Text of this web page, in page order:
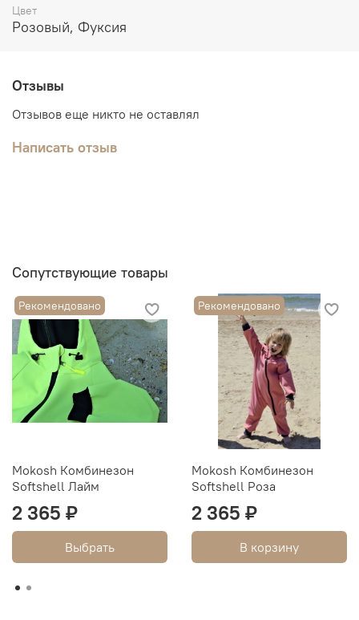
Цвет
Розовый, Фуксия
Отзывы
Отзывов еще никто не оставлял
Написать отзыв
Сопутствующие товары
Рекомендовано
Mokosh Комбинезон
Softshell Лайм
2 365 ₽
Выбрать
Рекомендовано
Mokosh Комбинезон
Softshell Роза
2 365 ₽
В корзину